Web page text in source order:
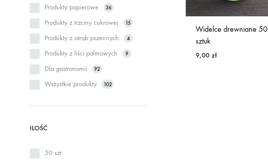
Widelce drewniane 50
sztuk
9,00 zł
Produkty papierowe 36
Produkty z trzciny cukrowej 15
Produkty z otrąb pszennych 4
Produkty z liści palmowych 9
Dla gastronomii 92
Wszystkie produkty 102
ILOŚĆ
50 szt